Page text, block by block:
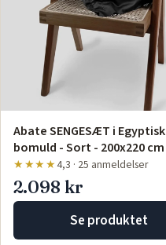
Abate SENGESÆT i Egyptisk
bomuld - Sort - 200x220 cm
★★★★4,3 · 25 anmeldelser
2.098 kr
Se produktet